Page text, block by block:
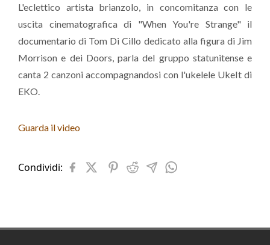
L'eclettico artista brianzolo, in concomitanza con le
uscita cinematografica di "When You're Strange" il
documentario di Tom Di Cillo dedicato alla figura di Jim
Morrison e dei Doors, parla del gruppo statunitense e
canta 2 canzoni accompagnandosi con l'ukelele UkeIt di
EKO.
Guarda il video
Condividi: